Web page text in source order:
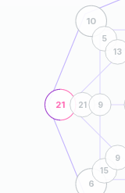
21
10
6
21 9
5
13
15
9